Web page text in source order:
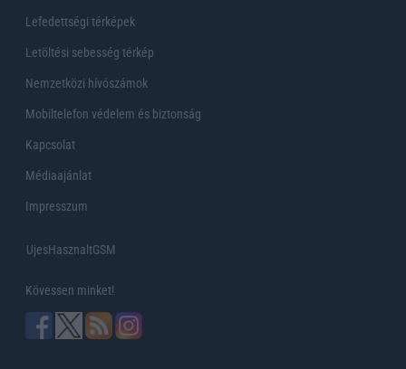
Lefedettségi térképek
Letöltési sebesség térkép
Nemzetközi hívószámok
Mobiltelefon védelem és biztonság
Kapcsolat
Médiaajánlat
Impresszum
UjesHasznaltGSM
Kövessen minket!